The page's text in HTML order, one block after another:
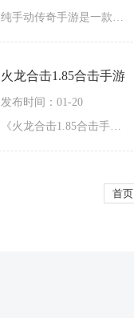
纯手动传奇手游是一款备受玩家喜爱的经典游戏，它采用了纯手动的操作方式，给玩家带来了前所未有的游戏体验。在这款游戏中，玩家可以选择不同的职业、探索广阔的游戏世界、挑
火龙合击1.85合击手游
发布时间：01-20
《火龙合击1.85合击手游》是一款传奇游戏的2D角色扮演游戏，它让玩家可以体验到万人在线的游戏乐趣以及与其他玩家的互动。游戏中，玩家可以通过完成各种剧情任务，获得丰厚的奖
首页